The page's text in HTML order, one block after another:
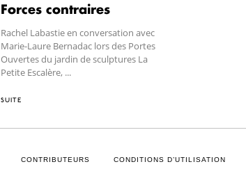
Forces contraires
Rachel Labastie en conversation avec
Marie-Laure Bernadac lors des Portes
Ouvertes du jardin de sculptures La
Petite Escalère, ...
SUITE
CONTRIBUTEURS CONDITIONS D’UTILISATION